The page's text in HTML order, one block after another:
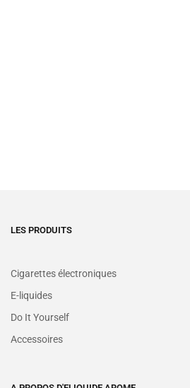
LES PRODUITS
Cigarettes électroniques
E-liquides
Do It Yourself
Accessoires